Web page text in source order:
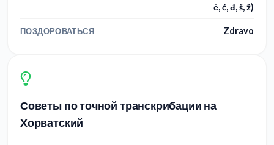
č, ć, đ, š, ž)
ПОЗДОРОВАТЬСЯ Zdravo
Советы по точной транскрибации на
Хорватский